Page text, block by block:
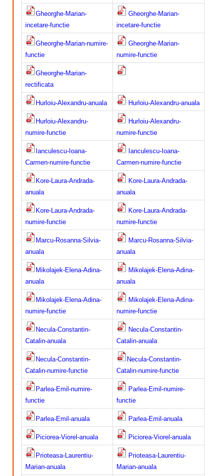
Gheorghe-Marian-
incetare-functie
Gheorghe-Marian-
incetare-functie
Gheorghe-Marian-numire-
functie
Gheorghe-Marian-
numire-functie
Gheorghe-Marian-
rectificata
Hurloiu-Alexandru-anuala Hurloiu-Alexandru-anuala
Hurloiu-Alexandru-
numire-functie
Hurloiu-Alexandru-
numire-functie
Ianculescu-Ioana-
Carmen-numire-functie
Ianculescu-Ioana-
Carmen-numire-functie
Kore-Laura-Andrada-
anuala
Kore-Laura-Andrada-
anuala
Kore-Laura-Andrada-
numire-functie
Kore-Laura-Andrada-
numire-functie
Marcu-Rosanna-Silvia-
anuala
Marcu-Rosanna-Silvia-
anuala
Mikolajek-Elena-Adina-
anuala
Mikolajek-Elena-Adina-
anuala
Mikolajek-Elena-Adina-
numire-functie
Mikolajek-Elena-Adina-
numire-functie
Necula-Constantin-
Catalin-anuala
Necula-Constantin-
Catalin-anuala
Necula-Constantin-
Catalin-numire-functie
Necula-Constantin-
Catalin-numire-functie
Parlea-Emil-numire-
functie
Parlea-Emil-numire-
functie
Parlea-Emil-anuala Parlea-Emil-anuala
Piciorea-Viorel-anuala Piciorea-Viorel-anuala
Prioteasa-Laurentiu-
Marian-anuala
Prioteasa-Laurentiu-
Marian-anuala